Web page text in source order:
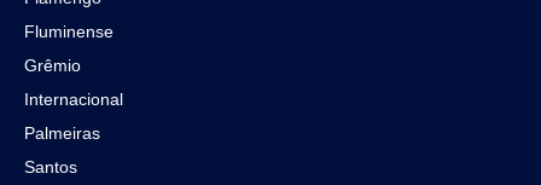
Fluminense
Grêmio
Internacional
Palmeiras
Santos